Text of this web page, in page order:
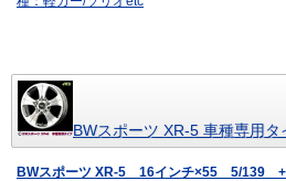
BWスポーツ XR-5 車種専用タ
BWスポーツ XR-5 16インチ×55 5/139